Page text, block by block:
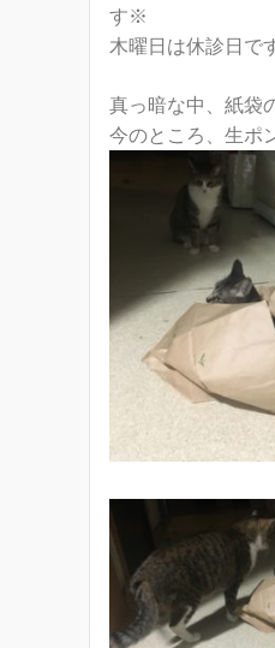
す※
木曜日は休診日です
真っ暗な中、紙袋
今のところ、生ポ